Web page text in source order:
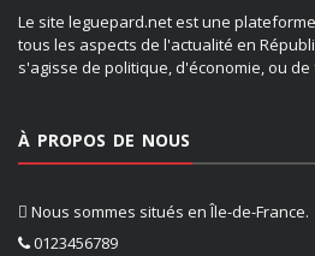
Le site leguepard.net est une
tous les aspects de l'actualité en
s'agisse de politique, d'économie, ou
À PROPOS DE NOUS
Nous sommes situés en Île-de-France.
0123456789